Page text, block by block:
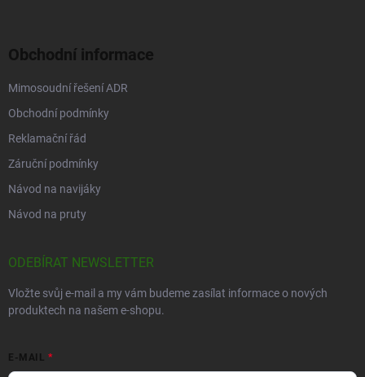
Obchodní informace
Mimosoudní řešení ADR
Obchodní podmínky
Reklamační řád
Záruční podmínky
Návod na navijáky
Návod na pruty
ODEBÍRAT NEWSLETTER
Vložte svůj e-mail a my vám budeme zasílat informace o nových
produktech na našem e-shopu.
E-MAIL